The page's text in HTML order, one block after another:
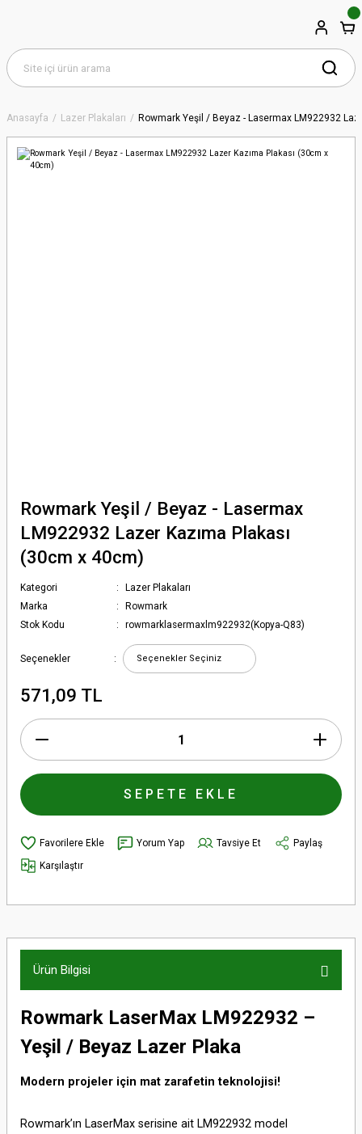
Anasayfa Lazer Plakaları Rowmark Yeşil / Beyaz - Lasermax LM922932
Rowmark Yeşil / Beyaz - Lasermax
LM922932 Lazer Kazıma Plakası
(30cm x 40cm)
Kategori
Lazer Plakaları
Marka
Rowmark
Stok Kodu
rowmarklasermaxlm922932(Kopya-Q83)
Seçenekler
571,09 TL
SEPETE EKLE
Yorum Yap Tavsiye Et
Paylaş
Karşılaştır
Ürün Bilgisi
Rowmark LaserMax LM922932 –
Yeşil / Beyaz Lazer Plaka
Modern projeler için mat zarafetin teknolojisi!
Rowmark’ın LaserMax serisine ait LM922932 model